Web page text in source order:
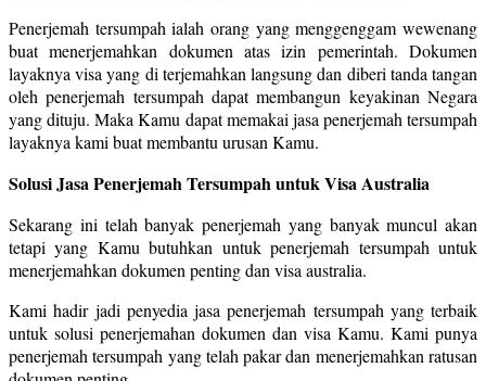
Penerjemah tersumpah ialah orang yang menggenggam wewenang
buat menerjemahkan dokumen atas izin pemerintah. Dokumen
layaknya visa yang di terjemahkan langsung dan diberi tanda tangan
oleh penerjemah tersumpah dapat membangun keyakinan Negara
yang dituju. Maka Kamu dapat memakai jasa penerjemah tersumpah
layaknya kami buat membantu urusan Kamu.
Solusi Jasa Penerjemah Tersumpah untuk Visa Australia
Sekarang ini telah banyak penerjemah yang banyak muncul akan
tetapi yang Kamu butuhkan untuk penerjemah tersumpah untuk
menerjemahkan dokumen penting dan visa australia.
Kami hadir jadi penyedia jasa penerjemah tersumpah yang terbaik
untuk solusi penerjemahan dokumen dan visa Kamu. Kami punya
penerjemah tersumpah yang telah pakar dan menerjemahkan ratusan